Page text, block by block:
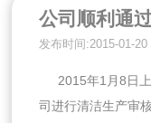
公司顺利通
发布时间:2015-01-20
2015年1月8日
司进行清洁生产审